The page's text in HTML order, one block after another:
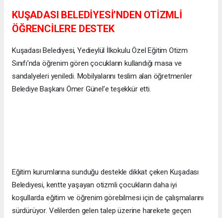
KUŞADASI BELEDİYESİ’NDEN OTİZMLİ
ÖĞRENCİLERE DESTEK
Kuşadası Belediyesi, Yedieylül İlkokulu Özel Eğitim Otizm
Sınıfı’nda öğrenim gören çocukların kullandığı masa ve
sandalyeleri yeniledi. Mobilyalarını teslim alan öğretmenler
Belediye Başkanı Ömer Günel’e teşekkür etti.
Eğitim kurumlarına sunduğu destekle dikkat çeken Kuşadası
Belediyesi, kentte yaşayan otizmli çocukların daha iyi
koşullarda eğitim ve öğrenim görebilmesi için de çalışmalarını
sürdürüyor. Velilerden gelen talep üzerine harekete geçen